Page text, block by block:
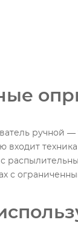
ручной —
входит
с